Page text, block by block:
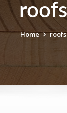
roofs
Home roofs